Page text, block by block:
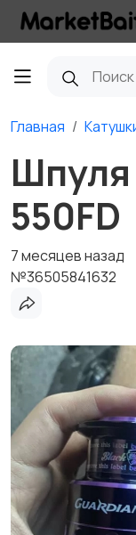
Главная
Шпуля
550FD
7 месяцев назад
№36505841632